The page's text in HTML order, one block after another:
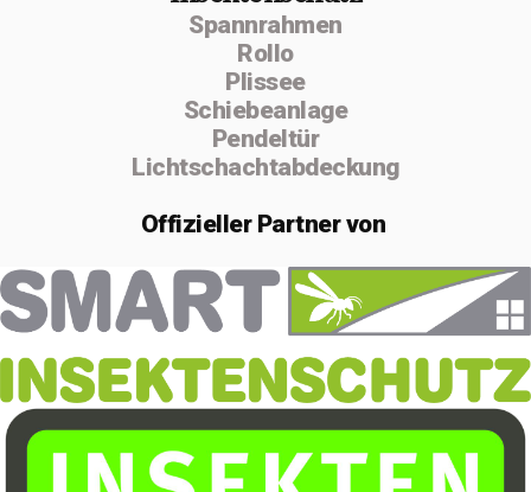
Spannrahmen
Rollo
Plissee
Schiebeanlage
Pendeltür
Lichtschachtabdeckung
OffiziellerPartner von